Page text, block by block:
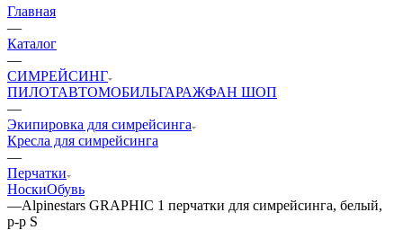
Главная
—
Каталог
—
СИМРЕЙСИНГ
ПИЛОТАВТОМОБИЛЬГАРАЖФАН ШОП
—
Экипировка для симрейсинга
Кресла для симрейсинга
—
Перчатки
НоскиОбувь
—Alpinestars GRAPHIC 1 перчатки для симрейсинга, белый,
р-р S